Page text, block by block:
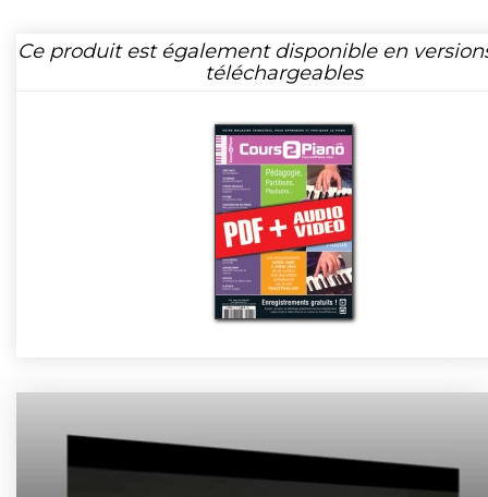
Ce produit est également disponible en
téléchargeables